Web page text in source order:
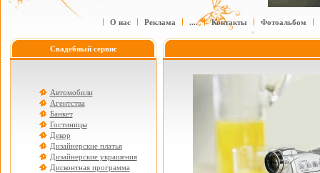
О нас Реклама .... Контакты Фотоальбом
Свадебный сервис
Автомобили
Агентства
Банкет
Гостиницы
Декор
Дизайнерские платья
Дизайнерские украшения
Дисконтная программа